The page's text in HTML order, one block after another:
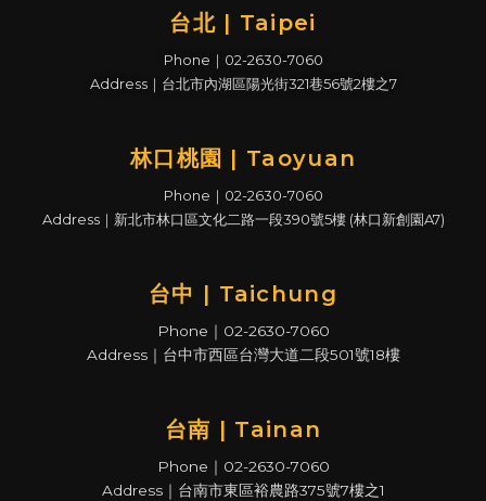
台北 | Taipei
Phone｜02-2630-7060
Address｜台北市內湖區陽光街321巷56號2樓之7
林口桃園 | Taoyuan
Phone｜02-2630-7060
Address｜新北市林口區文化二路一段390號5樓 (林口新創園A7)
台中 | Taichung
Phone｜02-2630-7060
Address｜台中市西區台灣大道二段501號18樓
台南 | Tainan
Phone｜02-2630-7060
Address｜台南市東區裕農路375號7樓之1